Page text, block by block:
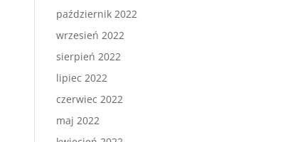
październik 2022
wrzesień 2022
sierpień 2022
lipiec 2022
czerwiec 2022
maj 2022